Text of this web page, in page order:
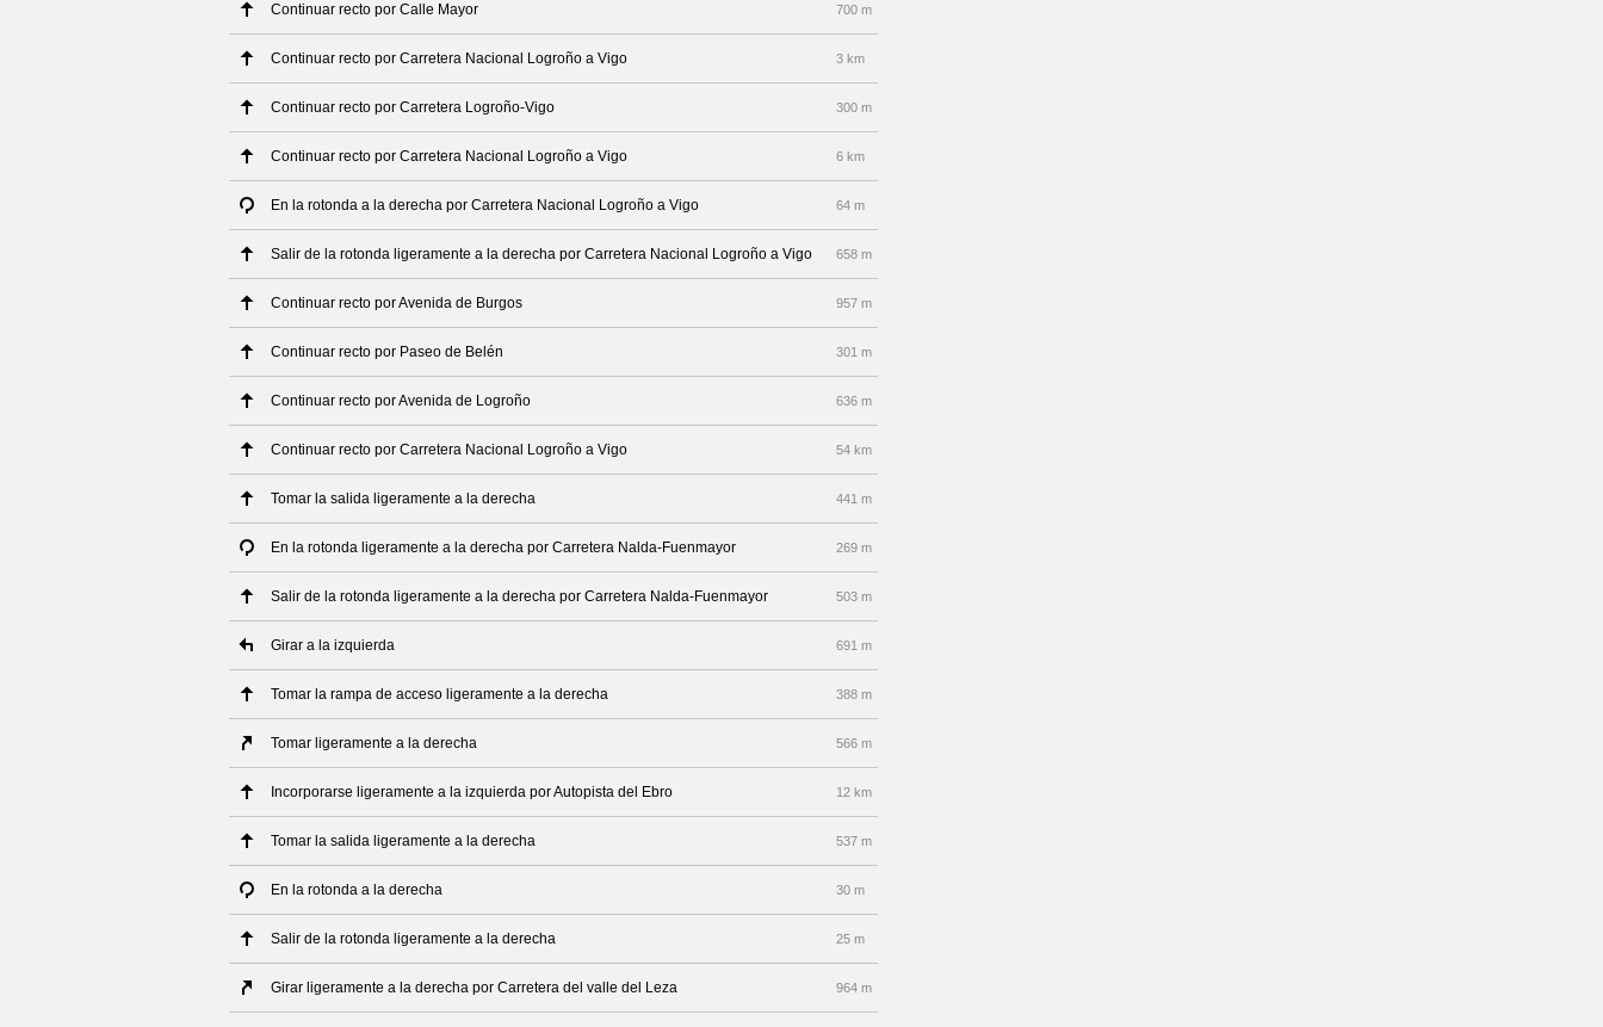
Continuar recto por Calle Mayor 700 m
Continuar recto por Carretera Nacional Logroño a Vigo 3 km
Continuar recto por Carretera Logroño-Vigo 300 m
Continuar recto por Carretera Nacional Logroño a Vigo 6 km
En la rotonda a la derecha por Carretera Nacional Logroño a Vigo 64 m
Salir de la rotonda ligeramente a la derecha por Carretera Nacional Logroño a Vigo 658 m
Continuar recto por Avenida de Burgos 957 m
Continuar recto por Paseo de Belén 301 m
Continuar recto por Avenida de Logroño 636 m
Continuar recto por Carretera Nacional Logroño a Vigo 54 km
Tomar la salida ligeramente a la derecha 441 m
En la rotonda ligeramente a la derecha por Carretera Nalda-Fuenmayor 269 m
Salir de la rotonda ligeramente a la derecha por Carretera Nalda-Fuenmayor 503 m
Girar a la izquierda 691 m
Tomar la rampa de acceso ligeramente a la derecha 388 m
Tomar ligeramente a la derecha 566 m
Incorporarse ligeramente a la izquierda por Autopista del Ebro 12 km
Tomar la salida ligeramente a la derecha 537 m
En la rotonda a la derecha 30 m
Salir de la rotonda ligeramente a la derecha 25 m
Girar ligeramente a la derecha por Carretera del valle del Leza 964 m